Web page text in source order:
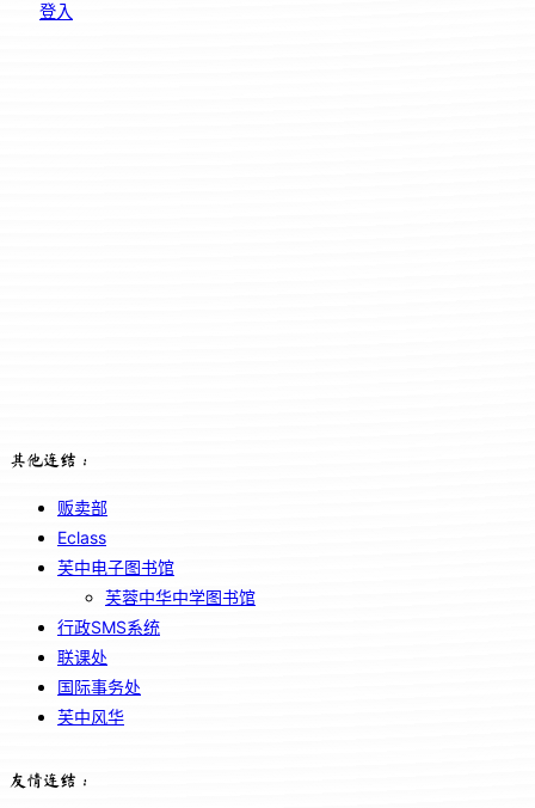
登入
其他连结：
贩卖部
Eclass
芙中电子图书馆
芙蓉中华中学图书馆
行政SMS系统
联课处
国际事务处
芙中风华
友情连结：